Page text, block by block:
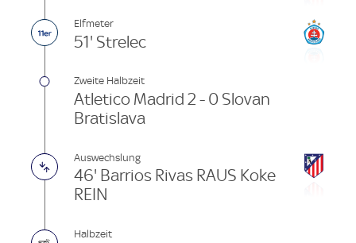
Elfmeter
51' Strelec
Zweite Halbzeit
Atletico Madrid 2 - 0 Slovan
Bratislava
Auswechslung
46' Barrios Rivas RAUS Koke
REIN
Halbzeit